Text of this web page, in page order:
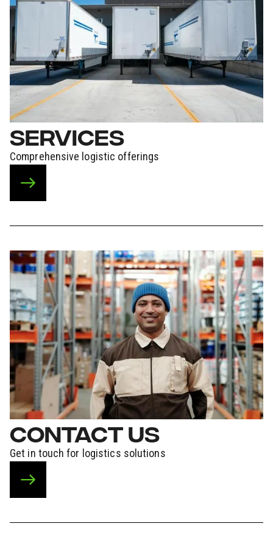
SERVICES
Comprehensive logistic offerings
CONTACT US
Get in touch for logistics solutions